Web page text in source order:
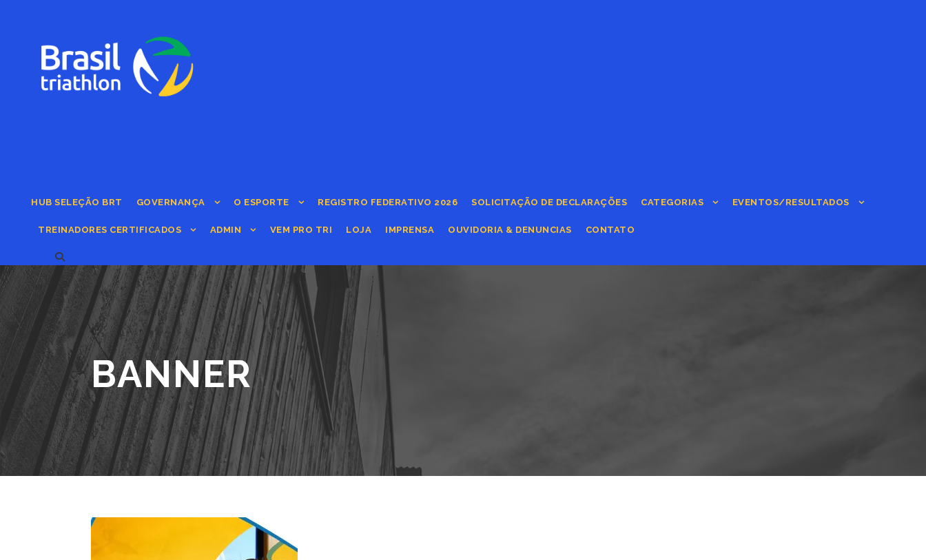
HUB SELEÇÃO BRT GOVERNANÇA O ESPORTE REGISTRO FEDERATIVO 2026 SOLICITAÇÃO DE DECLARAÇÕES CATEGORIAS EVENTOS/RESULTADOS
TREINADORES CERTIFICADOS ADMIN VEM PRO TRI LOJA IMPRENSA OUVIDORIA & DENUNCIAS CONTATO
BANNER